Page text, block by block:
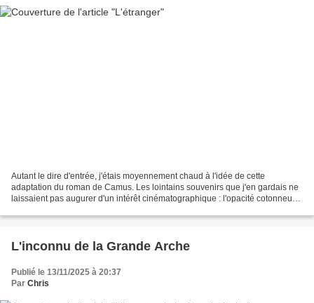
Autant le dire d'entrée, j'étais moyennement chaud à l'idée de cette
adaptation du roman de Camus. Les lointains souvenirs que j'en gardais ne
laissaient pas augurer d'un intérêt cinématographique : l'opacité cotonneuse
L'inconnu de la Grande Arche
Publié le 13/11/2025 à 20:37
Par Chris